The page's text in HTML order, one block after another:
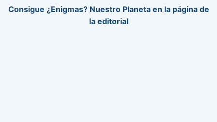
Consigue ¿Enigmas? Nuestro Planeta en la página de
la editorial